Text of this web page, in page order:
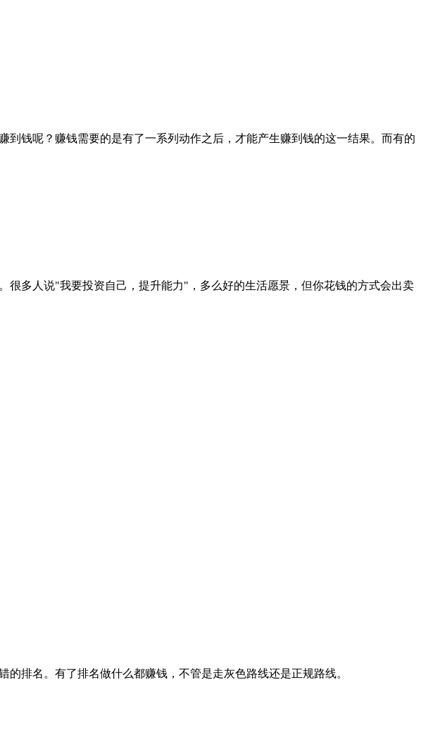
钱呢？赚钱需要的是有了一系列动作之后，才能产生赚到钱的这一结果。而有的
多人说"我要投资自己，提升能力"，多么好的生活愿景，但你花钱的方式会出卖
排名。有了排名做什么都赚钱，不管是走灰色路线还是正规路线。